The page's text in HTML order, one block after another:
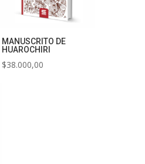
MANUSCRITO DE
HUAROCHIRI
$38.000,00